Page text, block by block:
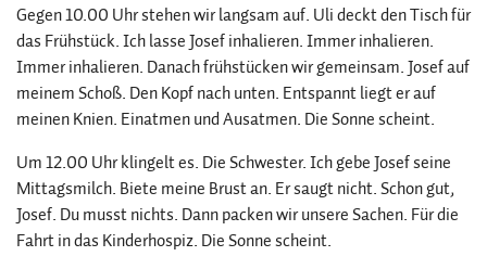
Gegen 10.00 Uhr stehen wir langsam auf. Uli deckt den Tisch für
das Frühstück. Ich lasse Josef inhalieren. Immer inhalieren.
Immer inhalieren. Danach frühstücken wir gemeinsam. Josef auf
meinem Schoß. Den Kopf nach unten. Entspannt liegt er auf
meinen Knien. Einatmen und Ausatmen. Die Sonne scheint.
Um 12.00 Uhr klingelt es. Die Schwester. Ich gebe Josef seine
Mittagsmilch. Biete meine Brust an. Er saugt nicht. Schon gut,
Josef. Du musst nichts. Dann packen wir unsere Sachen. Für die
Fahrt in das Kinderhospiz. Die Sonne scheint.